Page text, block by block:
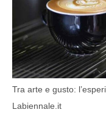
Tra arte e gusto:
Labiennale.it